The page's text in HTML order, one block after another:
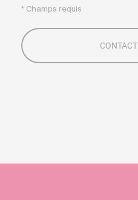
* Champs requis